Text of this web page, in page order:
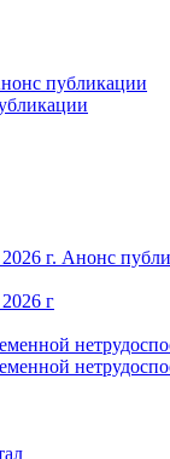
публикации
г. Анонс
г